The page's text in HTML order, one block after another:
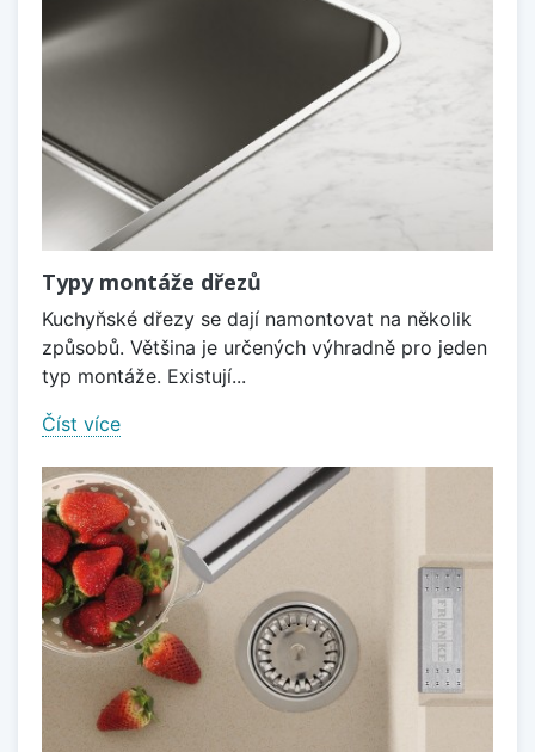
Typy montáže dřezů
Kuchyňské dřezy se dají namontovat na několik
způsobů. Většina je určených výhradně pro jeden
typ montáže. Existují...
Číst více